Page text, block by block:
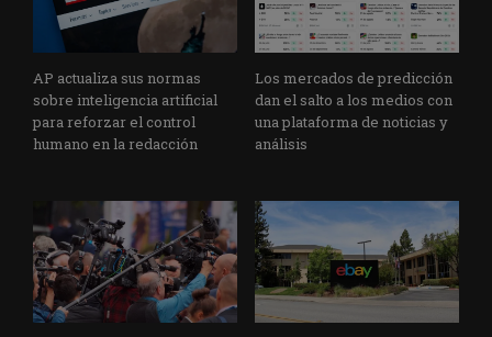
AP actualiza sus normas
sobre inteligencia artificial
para reforzar el control
humano en la redacción
Los mercados de predicción
dan el salto a los medios con
una plataforma de noticias y
análisis